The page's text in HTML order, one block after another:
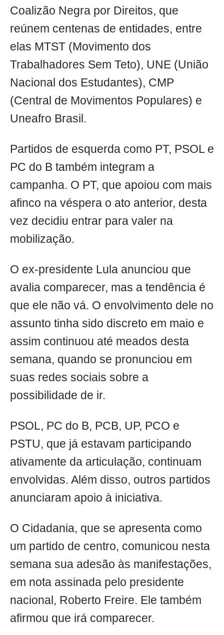
Coalizão Negra por Direitos, que
reúnem centenas de entidades, entre
elas MTST (Movimento dos
Trabalhadores Sem Teto), UNE (União
Nacional dos Estudantes), CMP
(Central de Movimentos Populares) e
Uneafro Brasil.
Partidos de esquerda como PT, PSOL e
PC do B também integram a
campanha. O PT, que apoiou com mais
afinco na véspera o ato anterior, desta
vez decidiu entrar para valer na
mobilização.
O ex-presidente Lula anunciou que
avalia comparecer, mas a tendência é
que ele não vá. O envolvimento dele no
assunto tinha sido discreto em maio e
assim continuou até meados desta
semana, quando se pronunciou em
suas redes sociais sobre a
possibilidade de ir.
PSOL, PC do B, PCB, UP, PCO e
PSTU, que já estavam participando
ativamente da articulação, continuam
envolvidas. Além disso, outros partidos
anunciaram apoio à iniciativa.
O Cidadania, que se apresenta como
um partido de centro, comunicou nesta
semana sua adesão às manifestações,
em nota assinada pelo presidente
nacional, Roberto Freire. Ele também
afirmou que irá comparecer.